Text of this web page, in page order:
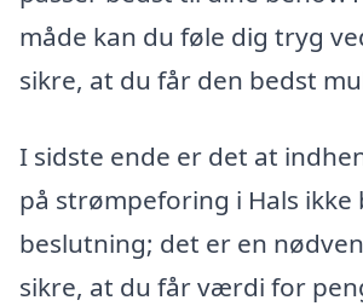
måde kan du føle dig tryg
sikre, at du får den bedst
I sidste ende er det at
på strømpeforing i Hals ikke
beslutning; det er en
sikre, at du får værdi for